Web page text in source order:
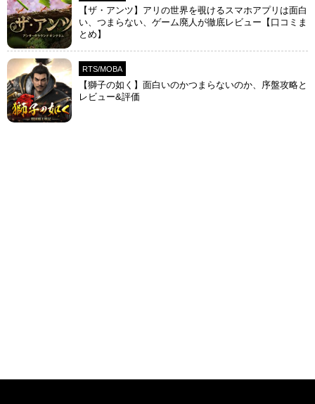
【ザ・アンツ】アリの世界を覗けるスマホアプリは面白
い、つまらない、ゲーム廃人が徹底レビュー【口コミま
とめ】
RTS/MOBA
【獅子の如く】面白いのかつまらないのか、序盤攻略と
レビュー&評価